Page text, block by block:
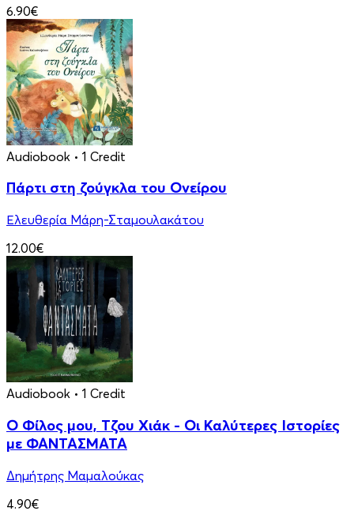
6.90€
Audiobook • 1 Credit
Πάρτι στη ζούγκλα του Ονείρου
Ελευθερία Μάρη-Σταμουλακάτου
12.00€
Audiobook • 1 Credit
Ο Φίλος μου, Τζου Χιάκ - Οι Καλύτερες Ιστορίες
με ΦΑΝΤΑΣΜΑΤΑ
Δημήτρης Μαμαλούκας
4.90€